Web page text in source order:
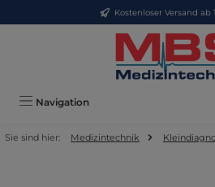
Zum Hauptinhalt springenKostenloser Versand ab
Navigation
Sie sind hier: Medizintechnik